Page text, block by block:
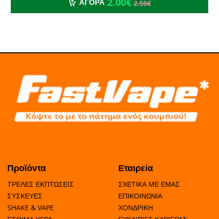
ΑΓΟΡΑ 2.50€
Προϊόντα
ΤΡΕΛΕΣ ΕΚΠΤΩΣΕΙΣ
ΣΥΣΚΕΥΕΣ
SHAKE & VAPE
Εταιρεία
ΣΧΕΤΙΚΑ ΜΕ ΕΜΑΣ
ΕΠΙΚΟΙΝΩΝΙΑ
ΧΟΝΔΡΙΚΗ